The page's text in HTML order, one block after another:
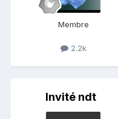
Membre
2.2k
Invité ndt